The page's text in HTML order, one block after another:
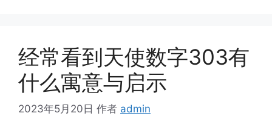
经常看到天使数字303有
什么寓意与启示
2023年5月20日 作者 admin